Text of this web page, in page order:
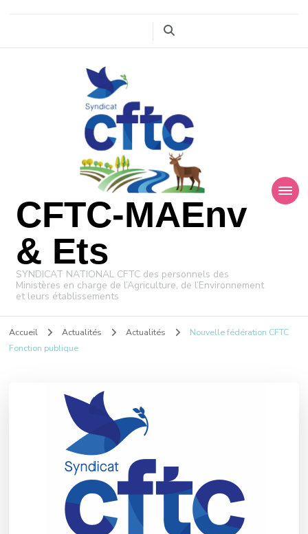
CFTC-MAEnv
& Ets
SYNDICAT NATIONAL CFTC des personnels des
Ministères en charge de l’Agriculture, de l’Environnement
et leurs établissements
Accueil Actualités Actualités
Nouvelle fédération CFTC
Fonction publique